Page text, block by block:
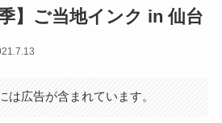
季】ご当地インク in 仙台
は広告が含まれています。